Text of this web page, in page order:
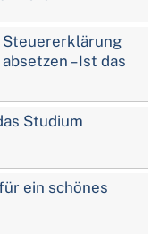
– Ist das
Studium
ein schönes